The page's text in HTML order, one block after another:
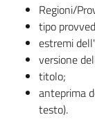
Regioni/
tipo
estremi
versione
titolo;
anteprima
testo).